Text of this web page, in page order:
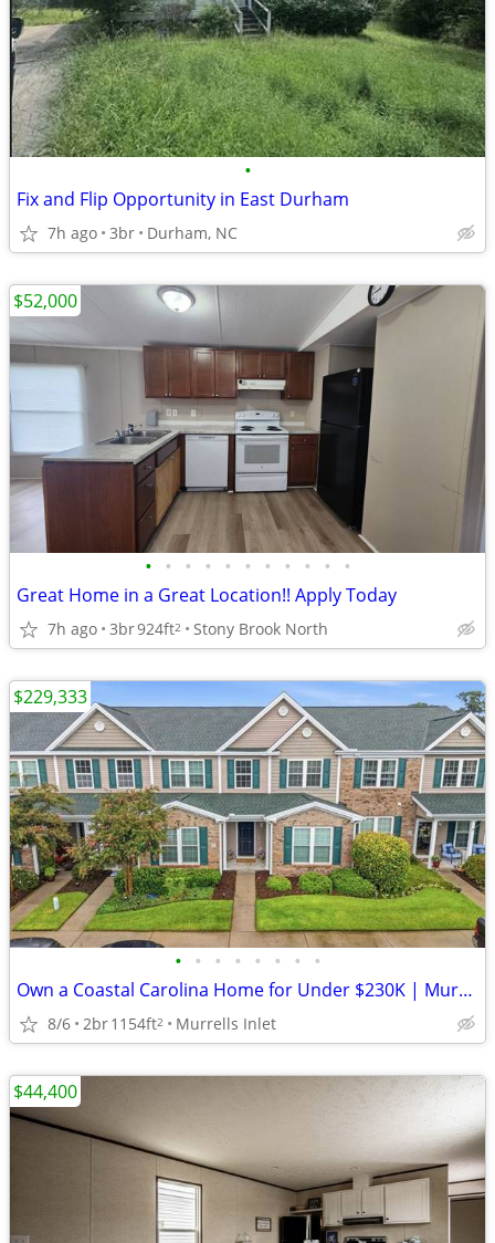
•
Fix and Flip Opportunity in East Durham
7h ago 3br Durham, NC
• • • • • • • • • • •
Great Home in a Great Location!! Apply Today
7h ago 3br924ft2 Stony Brook North
$52,000
• • • • • • • •
Own a Coastal Carolina Home for Under $230K | Murrells Inlet SC
8/6 2br1154ft2 Murrells Inlet
$229,333
$44,400